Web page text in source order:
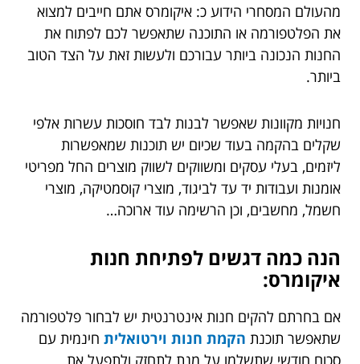
מהעולם המסחרי הידוע כ: איקומרס אתם חייבים למצוא
את הפלטפורמה או התוכנה שתאפשר לכם לפתוח את
החנות הנכונה ביותר עבורכם ולעשות זאת על הצד הטוב
ביותר.
חנויות מקוונות שאפשר לבנות לבד חוסכות עשרות אלפי
שקלים בהקמה בעוד שכיום יש תוכנות שמאפשרות
ליזמים, בעלי עסקים ומשווקים לשווק מוצרים החל מפריטי
אומנות ועבודות יד עד לביגוד, מוצרי קוסמטיקה, מוצרי
חשמל, מחשבים, וכן הרשימה עוד ארוכה…
הנה כמה דגשים לפתיחת חנות
איקומרס:
אם בחרתם להקים חנות אינטרנטית יש לבחור פלטפורמה
שתאפשר תוכנת הקמת חנות וירטואלית חינמית עם
סכום חודשי שתשלמו על מנת לתחזק ולתפעל את